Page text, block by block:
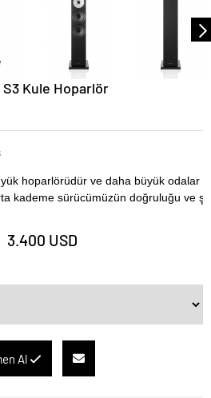
Kule Hoparlör
hoparlörüdür ve daha büyük odalar
sürücümüzün doğruluğu ve
3.400 USD
Al